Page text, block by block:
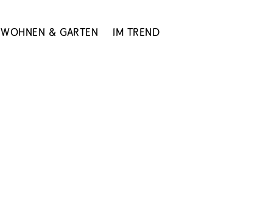
Wohnen & Garten Im Trend